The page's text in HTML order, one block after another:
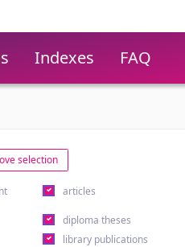
Indexes FAQ
selection
articles
diploma theses
library publications